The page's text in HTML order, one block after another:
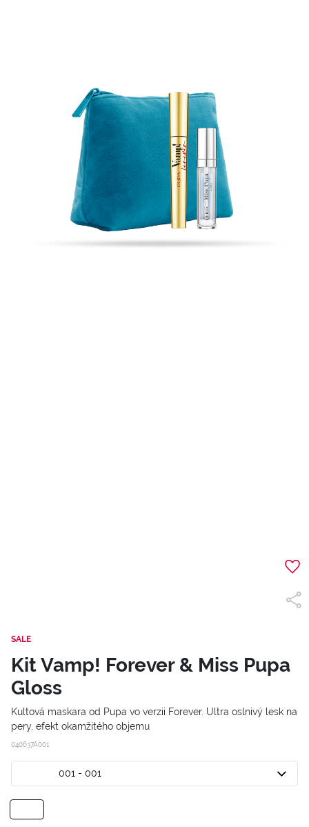
SALE
Kit Vamp! Forever & Miss Pupa
Gloss
Kultová maskara od Pupa vo verzii Forever. Ultra oslnivý lesk na
pery, efekt okamžitého objemu
040637A001
001 - 001